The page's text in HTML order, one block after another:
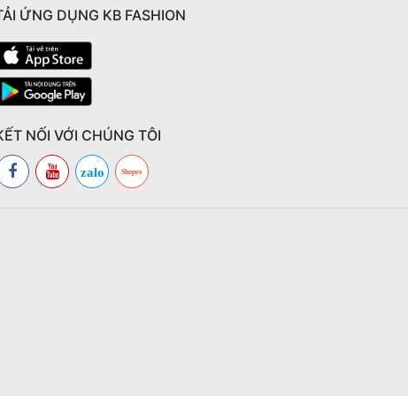
ỨNG DỤNG KB FASHION
NỐI VỚI CHÚNG TÔI
zalo Shopee